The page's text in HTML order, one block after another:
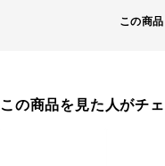
この商
この商品を見た人がチ